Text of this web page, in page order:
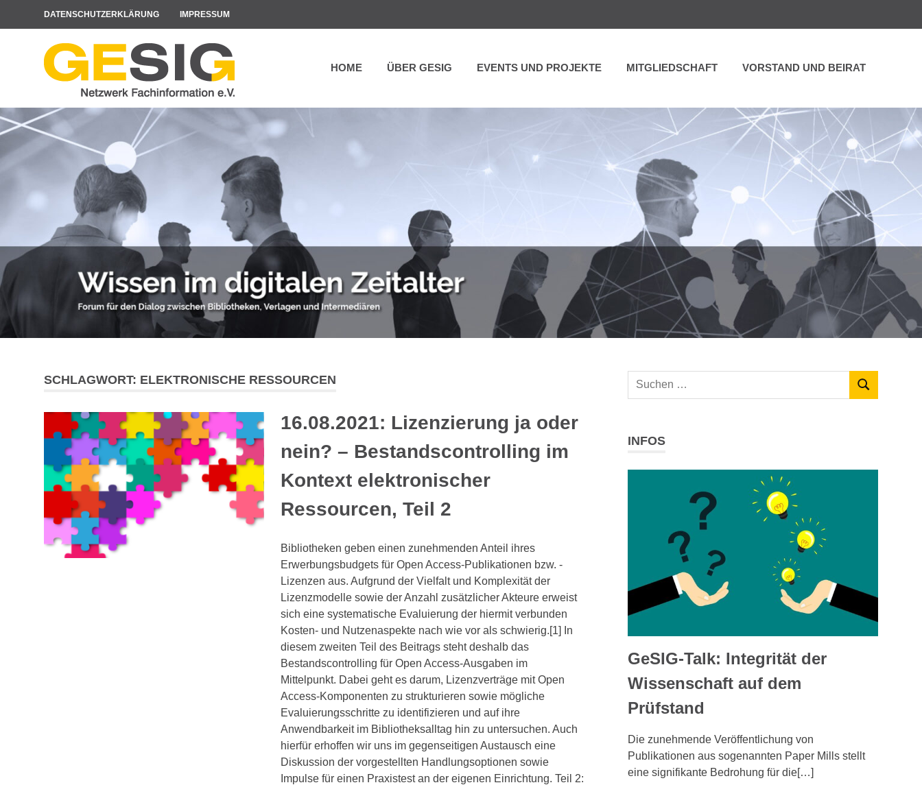
DATENSCHUTZERKLÄRUNG IMPRESSUM
HOME ÜBER GESIG EVENTS UND PROJEKTE MITGLIEDSCHAFT VORSTAND UND BEIRAT
SCHLAGWORT: ELEKTRONISCHE RESSOURCEN
16.08.2021: Lizenzierung ja oder
nein? – Bestandscontrolling im
Kontext elektronischer
Ressourcen, Teil 2
Bibliotheken geben einen zunehmenden Anteil ihres
Erwerbungsbudgets für Open Access-Publikationen bzw. -
Lizenzen aus. Aufgrund der Vielfalt und Komplexität der
Lizenzmodelle sowie der Anzahl zusätzlicher Akteure erweist
sich eine systematische Evaluierung der hiermit verbunden
Kosten- und Nutzenaspekte nach wie vor als schwierig.[1] In
diesem zweiten Teil des Beitrags steht deshalb das
Bestandscontrolling für Open Access-Ausgaben im
Mittelpunkt. Dabei geht es darum, Lizenzverträge mit Open
Access-Komponenten zu strukturieren sowie mögliche
Evaluierungsschritte zu identifizieren und auf ihre
Anwendbarkeit im Bibliotheksalltag hin zu untersuchen. Auch
hierfür erhoffen wir uns im gegenseitigen Austausch eine
Diskussion der vorgestellten Handlungsoptionen sowie
Impulse für einen Praxistest an der eigenen Einrichtung. Teil 2:
Suchen
SUCHEN
INFOS
GeSIG-Talk: Integrität der
Wissenschaft auf dem
Prüfstand
Die zunehmende Veröffentlichung von
Publikationen aus sogenannten Paper Mills stellt
eine signifikante Bedrohung für die[…]